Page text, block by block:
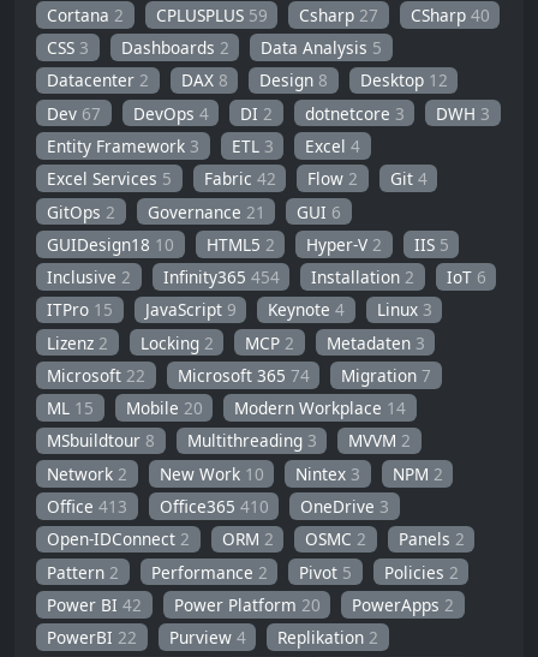
Cortana2 CPLUSPLUS 59 Csharp27 CSharp 40
CSS 3 Dashboards 2 Data Analysis 5
Datacenter2 DAX 8 Design 8 Desktop 12
Dev 67 DevOps 4 DI 2 dotnetcore 3 DWH 3
Entity Framework 3 ETL 3 Excel4
Excel Services 5 Fabric 42 Flow2 Git 4
GitOps 2 Governance 21 GUI 6
GUIDesign18 10 HTML5 2 Hyper-V 2 IIS 5
Inclusive2 Infinity365 454 Installation2 IoT 6
ITPro 15 JavaScript 9 Keynote4 Linux 3
Lizenz 2 Locking 2 MCP 2 Metadaten 3
Microsoft22 Microsoft 365 74 Migration7
ML 15 Mobile 20 Modern Workplace 14
MSbuildtour 8 Multithreading 3 MVVM2
Network 2 New Work 10 Nintex 3 NPM 2
Office413 Office365 410 OneDrive 3
Open-IDConnect2 ORM 2 OSMC2 Panels 2
Pattern 2 Performance 2 Pivot 5 Policies 2
Power BI42 Power Platform 20 PowerApps2
PowerBI22 Purview 4 Replikation2